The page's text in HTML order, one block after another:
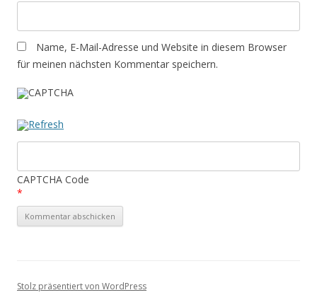
Name, E-Mail-Adresse und Website in diesem Browser
für meinen nächsten Kommentar speichern.
CAPTCHA Code
*
Stolz präsentiert von WordPress